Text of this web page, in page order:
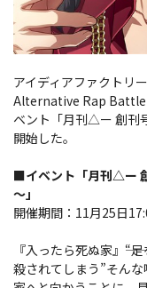
アイディアファクトリ
Alternative Rap
ベント「月刊△ー 創刊
開始した。
■イベント「月刊△ー
～」
開催期間：11月25日
『入ったら死ぬ家』
殺されてしまう”そん